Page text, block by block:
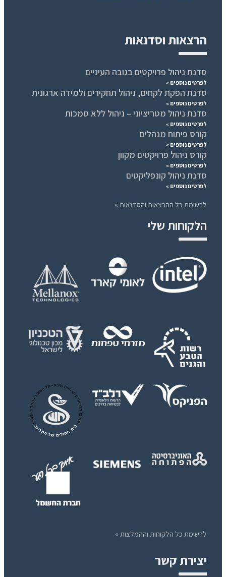
הרצאות וסדנאות
סדנת ניהול פרויקטים בגובה העיניים
לפרטים נוספים »
סדנת הפקת לקחים, ניהול תחקירים ולמידה ארגונית
לפרטים נוספים »
סדנת ניהול מטריציוני – ניהול ללא סמכות
לפרטים נוספים »
קורס פיתוח מנהלים
לפרטים נוספים »
קורס ניהול פרויקטים מקוון
לפרטים נוספים »
סדנת ניהול קונפליקטים
לפרטים נוספים »
לרשימת כל ההרצאות והסדנאות »
הלקוחות שלי
לרשימת כל הלקוחות וההמלצות »
יצירת קשר